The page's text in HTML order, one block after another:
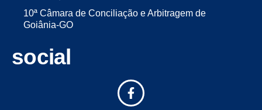
10ª Câmara de Conciliação e Arbitragem de
Goiânia-GO
social